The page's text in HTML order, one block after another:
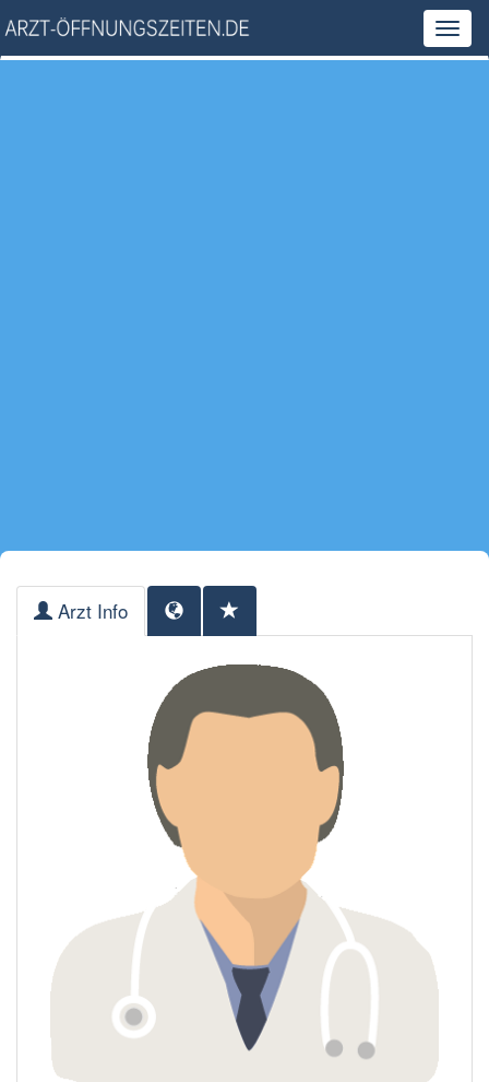
Arzt Info